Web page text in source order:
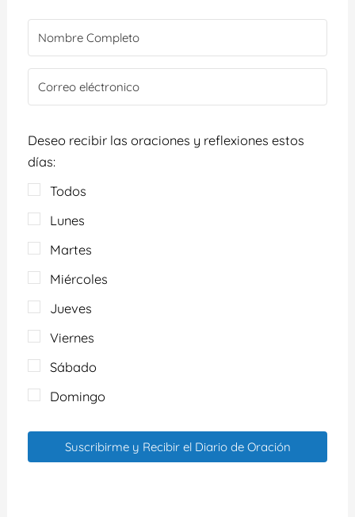
Deseo recibir las oraciones y reflexiones estos
días:
Todos
Lunes
Martes
Miércoles
Jueves
Viernes
Sábado
Domingo
Suscribirme y Recibir el Diario de Oración